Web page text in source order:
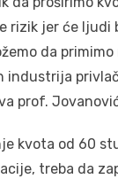
rizik jer će ljudi
da
industrija
prof.
kvota od 60
treba da